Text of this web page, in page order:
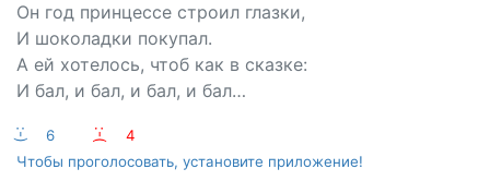
Он год принцессе строил глазки,
И шоколадки покупал.
А ей хотелось, чтоб как в сказке:
И бал, и бал, и бал, и бал…
:-) 6 :-(
4
Чтобы проголосовать, установите приложение!